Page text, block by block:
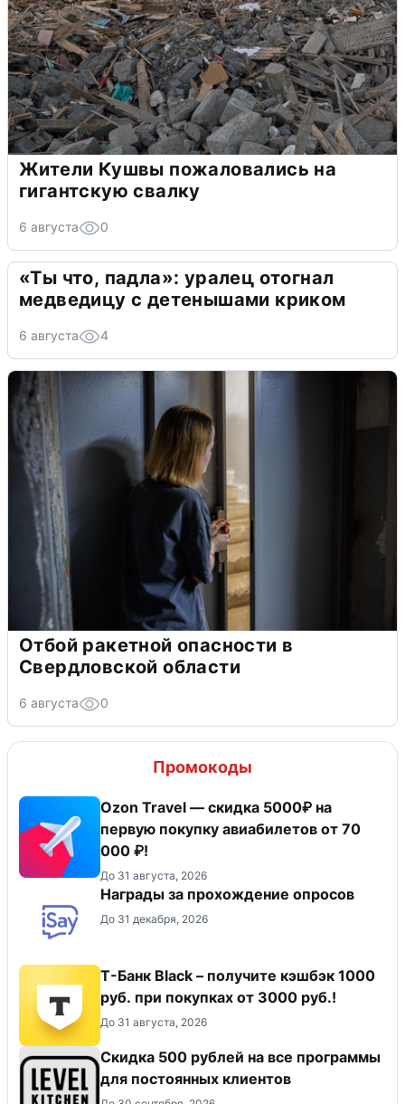
Жители Кушвы пожаловались на
гигантскую свалку
6 августа 0
«Ты что, падла»: уралец отогнал
медведицу с детенышами криком
6 августа 4
Отбой ракетной опасности в
Свердловской области
6 августа 0
Промокоды
Ozon Travel — скидка 5000₽ на
первую покупку авиабилетов от 70
000 ₽!
До 31 августа, 2026
Награды за прохождение опросов
До 31 декабря, 2026
Т-Банк Black – получите кэшбэк 1000
руб. при покупках от 3000 руб.!
До 31 августа, 2026
Скидка 500 рублей на все программы
для постоянных клиентов